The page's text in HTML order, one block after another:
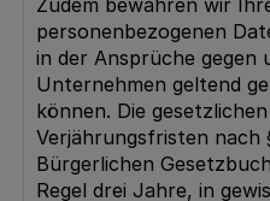
Zudem bewahren wir
personenbezogenen
in der Ansprüche gegen
Unternehmen geltend
können. Die gesetzlichen
Verjährungsfristen nach
Bürgerlichen
Regel drei Jahre, in